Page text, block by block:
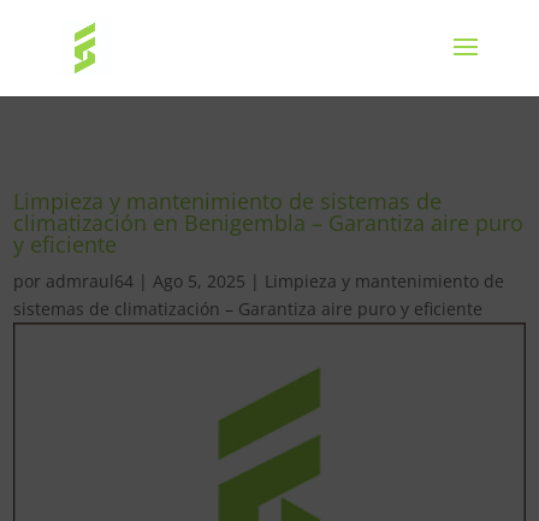
Limpieza y mantenimiento de sistemas de
climatización en Benigembla – Garantiza aire puro
y eficiente
por admraul64 |Ago 5, 2025 | Limpieza y mantenimiento de
sistemas de climatización – Garantiza aire puro y eficiente